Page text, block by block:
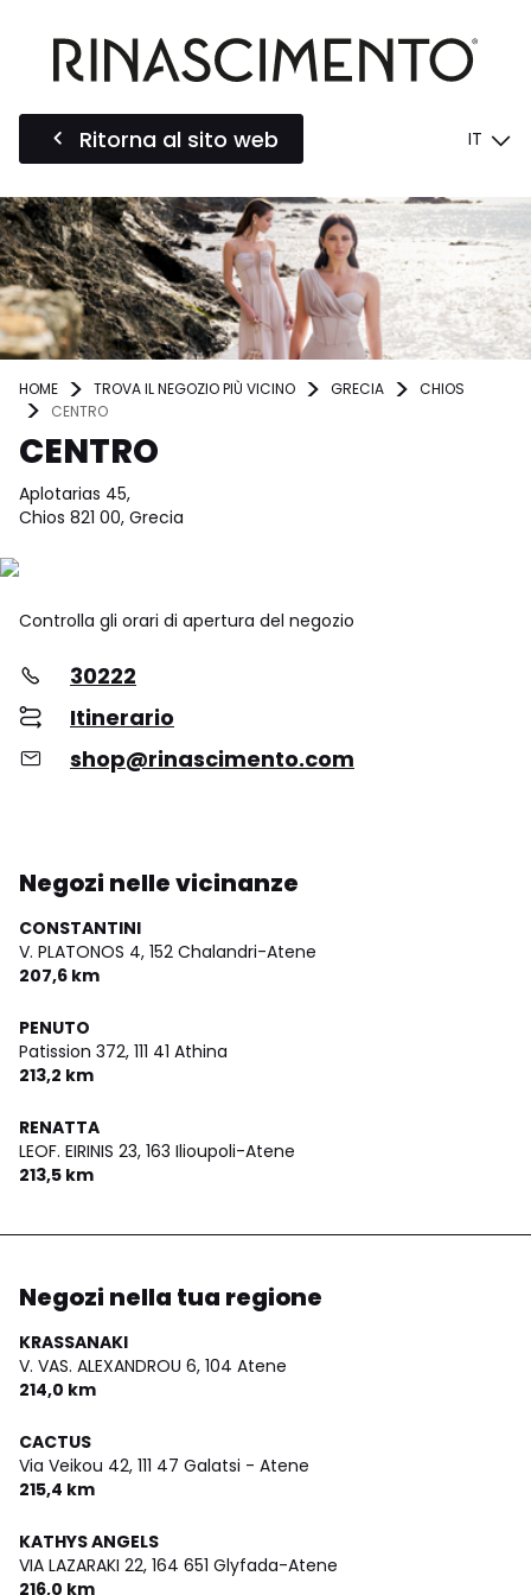
Ritorna al sito web IT
HOME TROVA IL NEGOZIO PIÙ VICINO GRECIA
CHIOS
CENTRO
CENTRO
Aplotarias 45,
Chios 821 00, Grecia
Controlla gli orari di apertura del negozio
30222
Itinerario
shop@rinascimento.com
Negozi nelle vicinanze
CONSTANTINI
V. PLATONOS 4, 152 Chalandri-Atene
207,6 km
PENUTO
Patission 372, 111 41 Athina
213,2 km
RENATTA
LEOF. EIRINIS 23, 163 Ilioupoli-Atene
213,5 km
Negozi nella tua regione
KRASSANAKI
V. VAS. ALEXANDROU 6, 104 Atene
214,0 km
CACTUS
Via Veikou 42, 111 47 Galatsi - Atene
215,4 km
KATHYS ANGELS
VIA LAZARAKI 22, 164 651 Glyfada-Atene
216,0 km